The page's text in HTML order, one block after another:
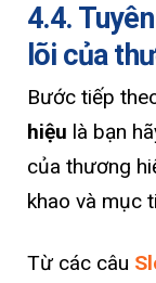
4.4.
lõi của
Bước tiếp
hiệu là bạn
của thương
khao và mục
Từ các câu